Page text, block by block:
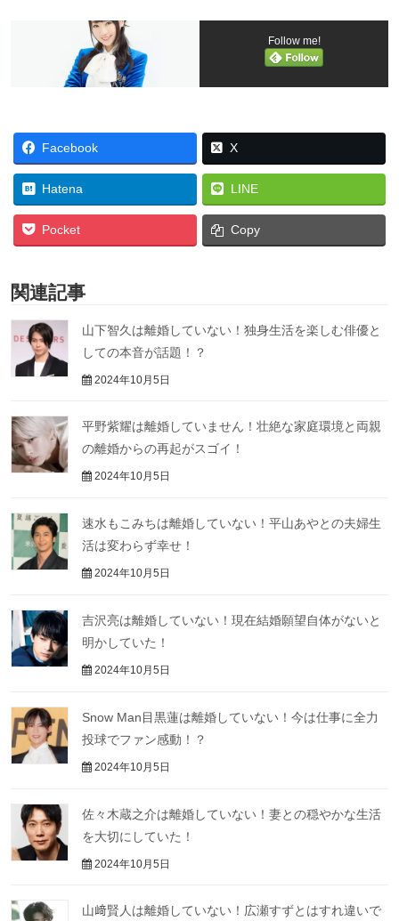
Follow me!
Facebook X
Hatena LINE
Pocket Copy
関連記事
山下智久は離婚していない！独身生活を楽しむ俳優と
しての本音が話題！？
2024年10月5日
平野紫耀は離婚していません！壮絶な家庭環境と両親
の離婚からの再起がスゴイ！
2024年10月5日
速水もこみちは離婚していない！平山あやとの夫婦生
活は変わらず幸せ！
2024年10月5日
吉沢亮は離婚していない！現在結婚願望自体がないと
明かしていた！
2024年10月5日
Snow Man目黒蓮は離婚していない！今は仕事に全力
投球でファン感動！？
2024年10月5日
佐々木蔵之介は離婚していない！妻との穏やかな生活
を大切にしていた！
2024年10月5日
山﨑賢人は離婚していない！広瀬すずとはすれ違いで